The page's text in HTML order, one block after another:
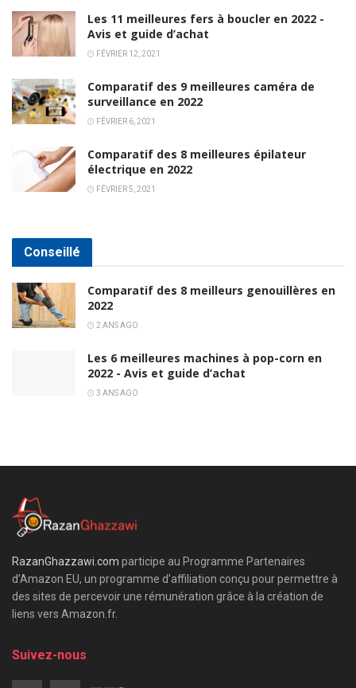
Les 11 meilleures fers à boucler en 2022 -
Avis et guide d’achat
FÉVRIER 12, 2021
Comparatif des 9 meilleures caméra de
surveillance en 2022
FÉVRIER 6, 2021
Comparatif des 8 meilleures épilateur
électrique en 2022
FÉVRIER 5, 2021
Conseillé
Comparatif des 8 meilleurs genouillères en
2022
2 ANS AGO
Les 6 meilleures machines à pop-corn en
2022 - Avis et guide d’achat
3 ANS AGO
RazanGhazzawi.com participe au Programme Partenaires
d’Amazon EU, un programme d’affiliation conçu pour permettre à
des sites de percevoir une rémunération grâce à la création de
liens vers Amazon.fr.
Suivez-nous